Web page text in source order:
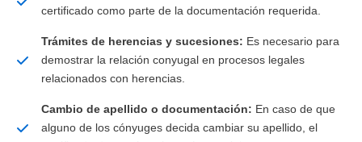
certificado como parte de la documentación requerida.
Trámites de herencias y sucesiones: Es necesario para
demostrar la relación conyugal en procesos legales
relacionados con herencias.
Cambio de apellido o documentación: En caso de que
alguno de los cónyuges decida cambiar su apellido, el